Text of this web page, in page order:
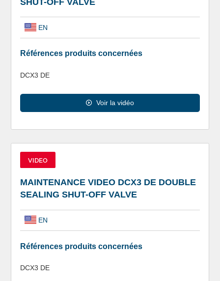
EN
Références produits concernées
DCX3 DE
Voir la vidéo
VIDEO
MAINTENANCE VIDEO DCX3 DE DOUBLE
SEALING SHUT-OFF VALVE
EN
Références produits concernées
DCX3 DE